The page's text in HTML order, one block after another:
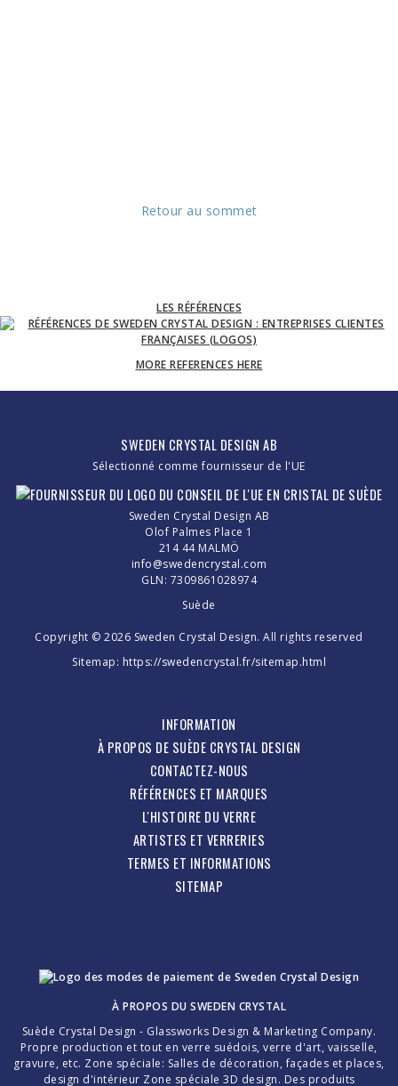
Retour au sommet
LES RÉFÉRENCES
MORE REFERENCES HERE
SWEDEN CRYSTAL DESIGN AB
Sélectionné comme fournisseur de l'UE
Sweden Crystal Design AB
Olof Palmes Place 1
214 44 MALMÖ
info@swedencrystal.com
GLN: 7309861028974
Suède
Copyright © 2026 Sweden Crystal Design. All rights reserved
Sitemap: https://swedencrystal.fr/sitemap.html
INFORMATION
À PROPOS DE SUÈDE CRYSTAL DESIGN
CONTACTEZ-NOUS
RÉFÉRENCES ET MARQUES
L'HISTOIRE DU VERRE
ARTISTES ET VERRERIES
TERMES ET INFORMATIONS
SITEMAP
À PROPOS DU SWEDEN CRYSTAL
Suède Crystal Design - Glassworks Design & Marketing Company.
Propre production et tout en verre suédois, verre d'art, vaisselle,
gravure, etc. Zone spéciale: Salles de décoration, façades et places,
design d'intérieur Zone spéciale 3D design. Des produits